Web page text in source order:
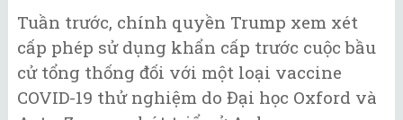
Tuần trước, chính quyền Trump xem xét
cấp phép sử dụng khẩn cấp trước cuộc bầu
cử tổng thống đối với một loại vaccine
COVID-19 thử nghiệm do Đại học Oxford và